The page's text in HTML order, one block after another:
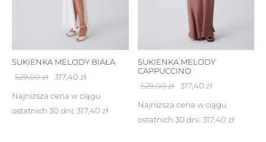
SUKIENKA MELODY BIAŁA
529,00zł
Pierwotna
wynosiła:
317,40 zł
wynosi:
Najniższa cena w ciągu
ostatnich 30 dni: 317,40 zł
SUKIENKA MELODY
CAPPUCCINO
529,00zł
Pierwotna
wynosiła:
317,40 zł
wynosi:
Najniższa cena w ciągu
ostatnich 30 dni: 317,40 zł